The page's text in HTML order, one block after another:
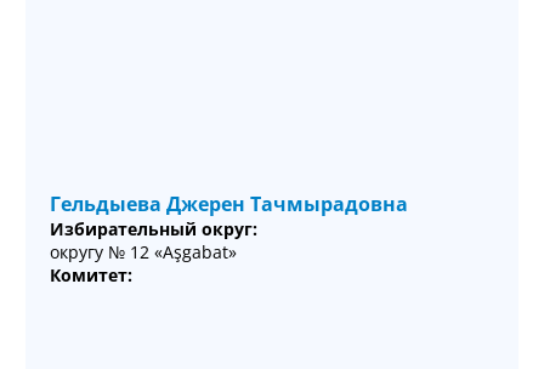
Гельдыева Джерен Тачмырадовна
Избирательный округ:
округу № 12 «Aşgabat»
Комитет: